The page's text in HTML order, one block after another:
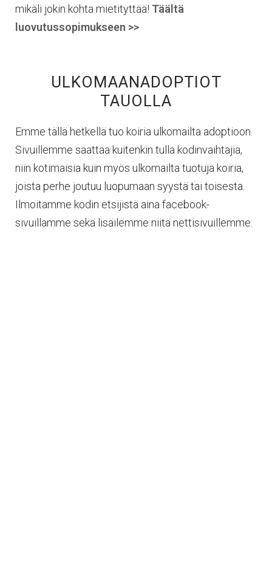
mikäli jokin kohta mietityttää! Täältä
luovutussopimukseen >>
ULKOMAANADOPTIOT
TAUOLLA
Emme tällä hetkellä tuo koiria ulkomailta adoptioon.
Sivuillemme saattaa kuitenkin tulla kodinvaihtajia,
niin kotimaisia kuin myös ulkomailta tuotuja koiria,
joista perhe joutuu luopumaan syystä tai toisesta.
Ilmoitamme kodin etsijistä aina facebook-
sivuillamme sekä lisäilemme niitä nettisivuillemme.